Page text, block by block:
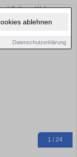
ablehnen
Datenschutzerklärung
1 / 24